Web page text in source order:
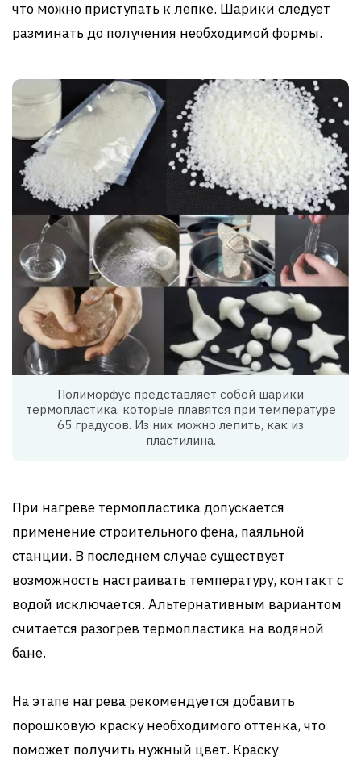
что можно приступать к лепке. Шарики следует
разминать до получения необходимой формы.
Полиморфус представляет собой шарики
термопластика, которые плавятся при температуре
65 градусов. Из них можно лепить, как из
пластилина.
При нагреве термопластика допускается
применение строительного фена, паяльной
станции. В последнем случае существует
возможность настраивать температуру, контакт с
водой исключается. Альтернативным вариантом
считается разогрев термопластика на водяной
бане.
На этапе нагрева рекомендуется добавить
порошковую краску необходимого оттенка, что
поможет получить нужный цвет. Краску